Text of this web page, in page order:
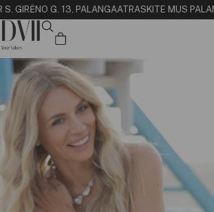
GIRĖNO G. 13, PALANGAATRASKITE MUS